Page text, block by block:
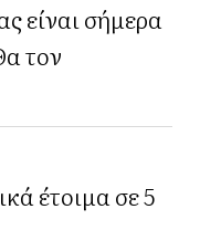
είναι σήμερα
τον
έτοιμα σε 5